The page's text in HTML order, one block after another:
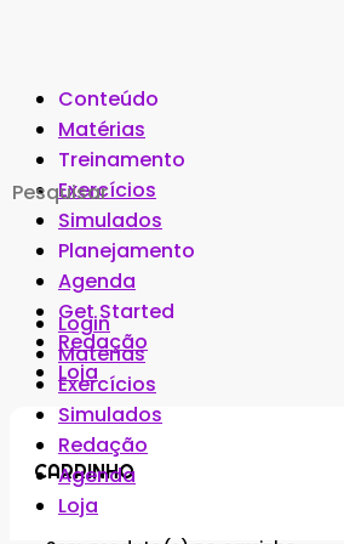
Conteúdo
Matérias
Treinamento
Exercícios
Simulados
Planejamento
Agenda
Get Started
Redação
Loja
CARRINHO
Search
for:
Login
Matérias
Exercícios
Simulados
Redação
Agenda
Loja